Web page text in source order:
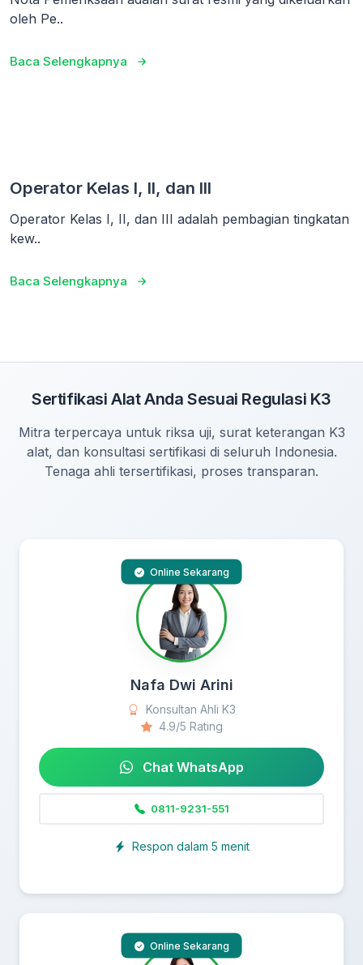
oleh Pe..
Baca Selengkapnya
Operator Kelas I, II, dan III
Operator Kelas I, II, dan III adalah pembagian tingkatan
kew..
Baca Selengkapnya
Sertifikasi Alat Anda Sesuai Regulasi K3
Mitra terpercaya untuk riksa uji, surat keterangan K3
alat, dan konsultasi sertifikasi di seluruh Indonesia.
Tenaga ahli tersertifikasi, proses transparan.
Online Sekarang
Nafa Dwi Arini
Konsultan Ahli K3
4.9/5 Rating
Chat WhatsApp
0811-9231-551
Respon dalam 5 menit
Online Sekarang